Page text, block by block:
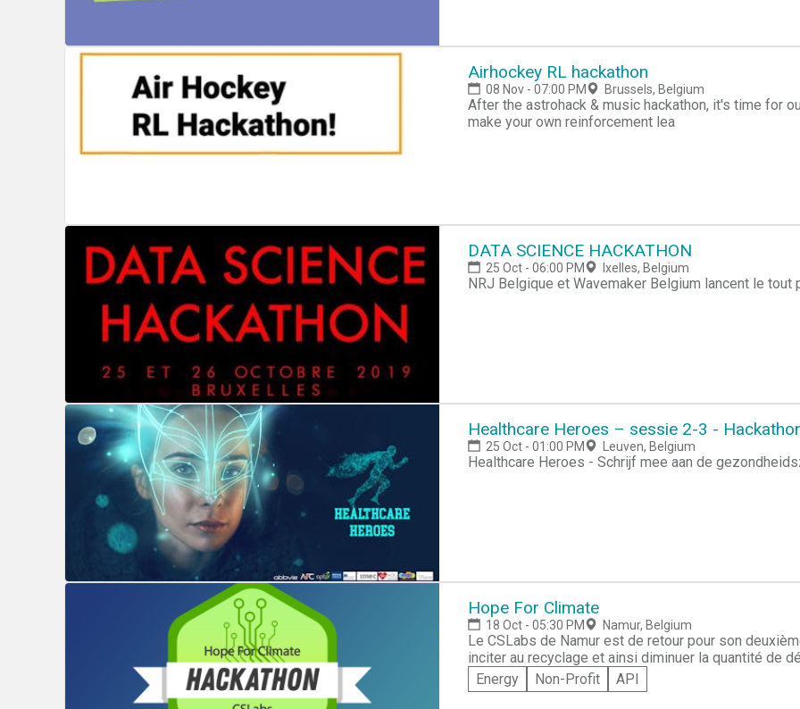
Airhockey RL hackathon
08 Nov - 07:00 PM Brussels, Belgium
After the astrohack & music hackathon, it's time for
make your own reinforcement lea
DATA SCIENCE HACKATHON
25 Oct - 06:00 PM Ixelles, Belgium
NRJ Belgique et Wavemaker Belgium lancent le tout
Healthcare Heroes – sessie 2-3 -
25 Oct - 01:00 PM Leuven, Belgium
Healthcare Heroes - Schrijf mee aan de
Hope For Climate
18 Oct - 05:30 PM Namur, Belgium
Le CSLabs de Namur est de retour pour son
inciter au recyclage et ainsi diminuer la quantité de
commun, le co-voiturage ? En un week-end,
L'inscription est gratuite, réservée aux étudiants, et
Energy Non-Profit API